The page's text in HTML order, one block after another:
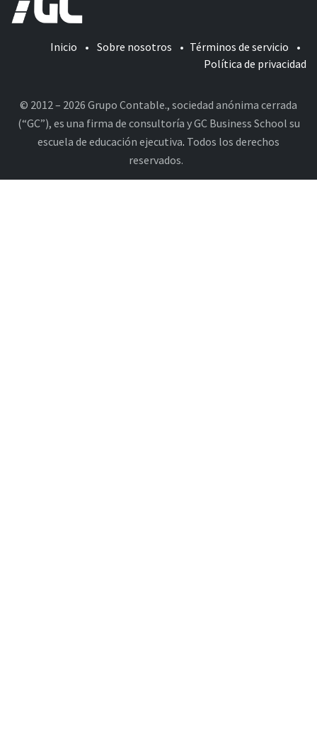
Inicio • Sobre nosotros • Términos de servicio
•
Política de privacidad
© 2012 – 2026 Grupo Contable., sociedad anónima cerrada
(“GC”), es una firma de consultoría y GC Business School su
escuela de educación ejecutiva. Todos los derechos
reservados.